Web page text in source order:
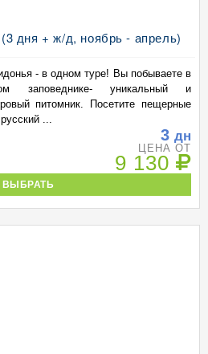
дня + ж/д, ноябрь - апрель)
- в одном туре! Вы побываете в
заповеднике- уникальный и
питомник. Посетите пещерные
...
3 дн
ЦЕНА ОТ
9 130
ВЫБРАТЬ